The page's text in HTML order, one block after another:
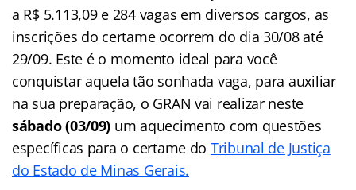
a R$ 5.113,09 e 284 vagas em diversos cargos, as
inscrições do certame ocorrem do dia 30/08 até
29/09. Este é o momento ideal para você
conquistar aquela tão sonhada vaga, para auxiliar
na sua preparação, o GRAN vai realizar neste
sábado (03/09) um aquecimento com questões
específicas para o certame do Tribunal de Justiça
do Estado de Minas Gerais.